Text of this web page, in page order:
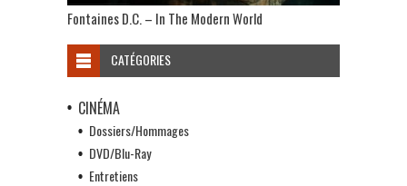
Fontaines D.C. – In The Modern World
CATÉGORIES
CINÉMA
Dossiers/Hommages
DVD/Blu-Ray
Entretiens